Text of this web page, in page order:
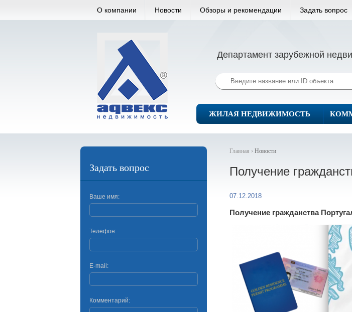
О компании Новости Обзоры и рекомендации Задать вопрос
Департамент зарубежной
ЖИЛАЯ НЕДВИЖИМОСТЬ
Главная › Новости
Получение
07.12.2018
Получение гражданства
Задать вопрос
Ваше имя:
Телефон:
E-mail:
Комментарий: